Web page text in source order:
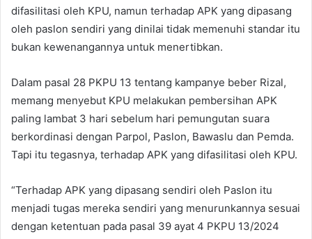
difasilitasi oleh KPU, namun terhadap APK yang dipasang
oleh paslon sendiri yang dinilai tidak memenuhi standar itu
bukan kewenangannya untuk menertibkan.
Dalam pasal 28 PKPU 13 tentang kampanye beber Rizal,
memang menyebut KPU melakukan pembersihan APK
paling lambat 3 hari sebelum hari pemungutan suara
berkordinasi dengan Parpol, Paslon, Bawaslu dan Pemda.
Tapi itu tegasnya, terhadap APK yang difasilitasi oleh KPU.
“Terhadap APK yang dipasang sendiri oleh Paslon itu
menjadi tugas mereka sendiri yang menurunkannya sesuai
dengan ketentuan pada pasal 39 ayat 4 PKPU 13/2024